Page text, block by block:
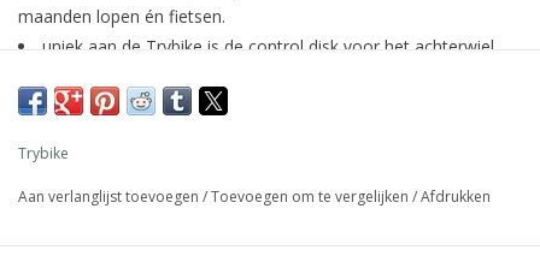
maanden lopen én fietsen.
uniek aan de Trybike is de control disk voor het achterwiel.
wielbasis langer of korter maken. Op deze manier creëer je de
kind.
door de unieke voetensteun leren kinderen later nog beter
Trybike
Aan verlanglijst toevoegen /Toevoegen om te vergelijken /Afdrukken